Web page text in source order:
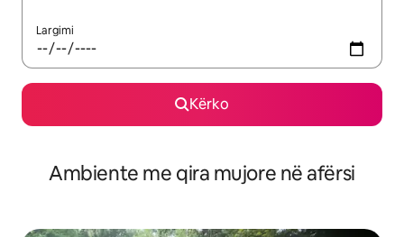
Largimi
Kërko
Ambiente me qira mujore në afërsi